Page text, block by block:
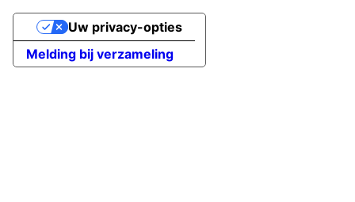
Melding bij verzameling
Uw privacy-opties